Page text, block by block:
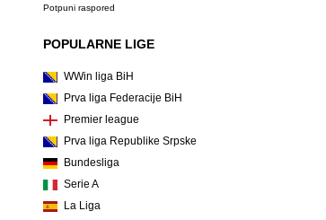
Potpuni raspored
POPULARNE LIGE
WWin liga BiH
Prva liga Federacije BiH
Premier league
Prva liga Republike Srpske
Bundesliga
Serie A
La Liga